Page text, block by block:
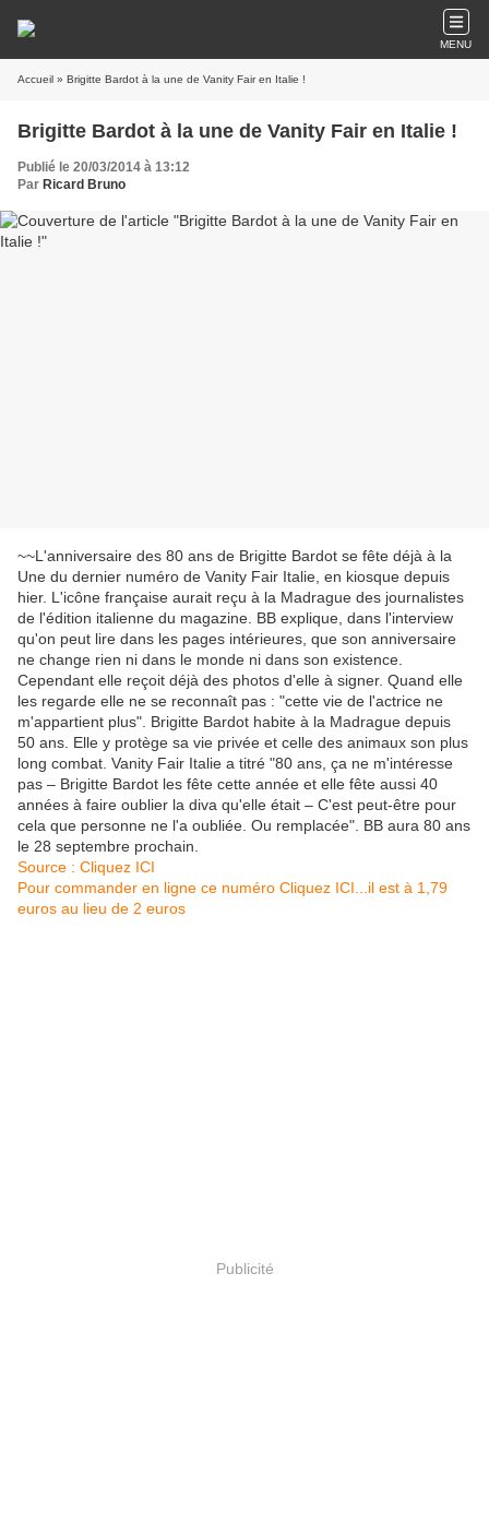
MENU
Accueil » Brigitte Bardot à la une de Vanity Fair en Italie !
Brigitte Bardot à la une de Vanity Fair en Italie !
Publié le 20/03/2014 à 13:12
Par Ricard Bruno
~~L'anniversaire des 80 ans de Brigitte Bardot se fête déjà à la
Une du dernier numéro de Vanity Fair Italie, en kiosque depuis
hier. L'icône française aurait reçu à la Madrague des journalistes
de l'édition italienne du magazine. BB explique, dans l'interview
qu'on peut lire dans les pages intérieures, que son anniversaire
ne change rien ni dans le monde ni dans son existence.
Cependant elle reçoit déjà des photos d'elle à signer. Quand elle
les regarde elle ne se reconnaît pas : "cette vie de l'actrice ne
m'appartient plus". Brigitte Bardot habite à la Madrague depuis
50 ans. Elle y protège sa vie privée et celle des animaux son plus
long combat. Vanity Fair Italie a titré "80 ans, ça ne m'intéresse
pas – Brigitte Bardot les fête cette année et elle fête aussi 40
années à faire oublier la diva qu'elle était – C'est peut-être pour
cela que personne ne l'a oubliée. Ou remplacée". BB aura 80 ans
le 28 septembre prochain.
Source : Cliquez ICI
Pour commander en ligne ce numéro Cliquez ICI...il est à 1,79
euros au lieu de 2 euros
Publicité